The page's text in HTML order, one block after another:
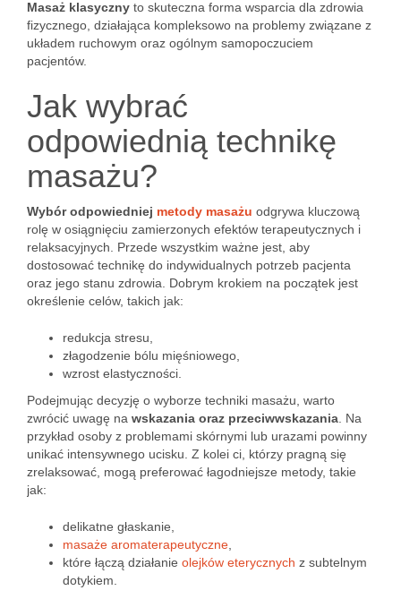
Masaż klasyczny to skuteczna forma wsparcia dla zdrowia
fizycznego, działająca kompleksowo na problemy związane z
układem ruchowym oraz ogólnym samopoczuciem
pacjentów.
Jak wybrać
odpowiednią technikę
masażu?
Wybór odpowiedniej metody masażu odgrywa kluczową
rolę w osiągnięciu zamierzonych efektów terapeutycznych i
relaksacyjnych. Przede wszystkim ważne jest, aby
dostosować technikę do indywidualnych potrzeb pacjenta
oraz jego stanu zdrowia. Dobrym krokiem na początek jest
określenie celów, takich jak:
redukcja stresu,
złagodzenie bólu mięśniowego,
wzrost elastyczności.
Podejmując decyzję o wyborze techniki masażu, warto
zwrócić uwagę na wskazania oraz przeciwwskazania . Na
przykład osoby z problemami skórnymi lub urazami powinny
unikać intensywnego ucisku. Z kolei ci, którzy pragną się
zrelaksować, mogą preferować łagodniejsze metody, takie
jak:
delikatne głaskanie,
masaże aromaterapeutyczne
które łączą działanie olejków eterycznych z subtelnym
dotykiem.